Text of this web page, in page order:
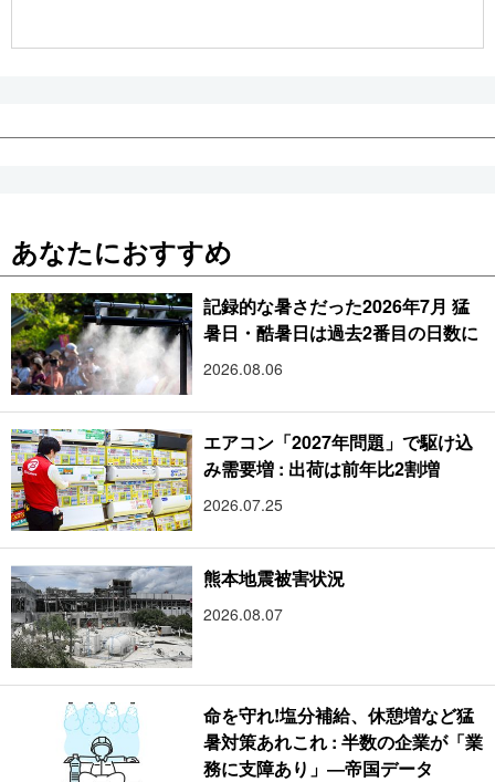
あなたにおすすめ
記録的な暑さだった2026年7月 猛
暑日・酷暑日は過去2番目の日数に
2026.08.06
エアコン「2027年問題」で駆け込
み需要増 : 出荷は前年比2割増
2026.07.25
熊本地震被害状況
2026.08.07
命を守れ!塩分補給、休憩増など猛
暑対策あれこれ : 半数の企業が「業
務に支障あり」―帝国データ